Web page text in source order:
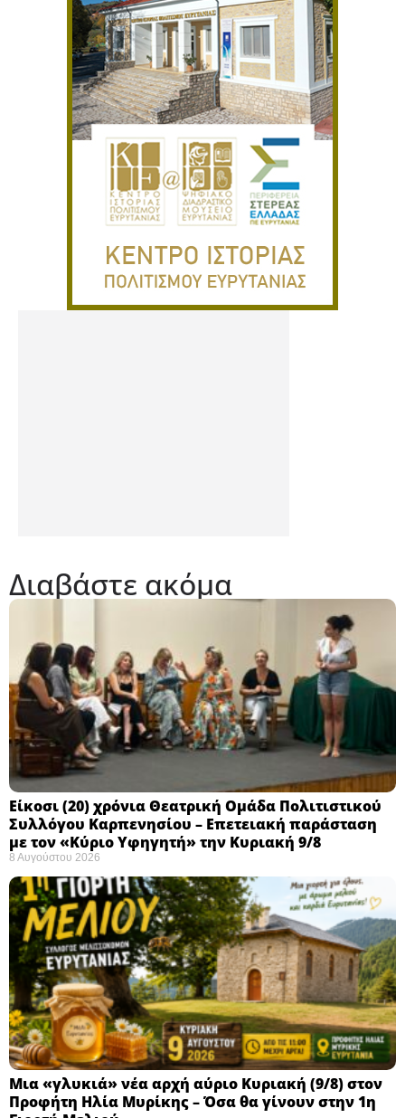
Διαβάστε ακόμα
Eίκοσι (20) χρόνια Θεατρική Ομάδα Πολιτιστικού
Συλλόγου Καρπενησίου – Επετειακή παράσταση
με τον «Κύριο Υφηγητή» την Κυριακή 9/8
8 Αυγούστου 2026
Μια «γλυκιά» νέα αρχή αύριο Κυριακή (9/8) στον
Προφήτη Ηλία Μυρίκης – Όσα θα γίνουν στην 1η